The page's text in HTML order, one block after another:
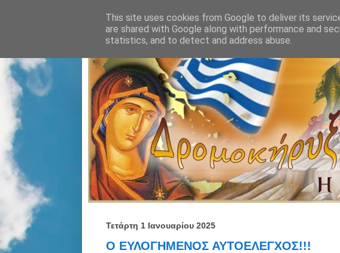
Τετάρτη 1 Ιανουαρίου 2025
Ο ΕΥΛΟΓΗΜΕΝΟΣ ΑΥΤΟΕΛΕΓΧΟΣ!!!
This site uses cookies from Google to deliver its
are shared with Google along with performance and
statistics, and to detect and address abuse.